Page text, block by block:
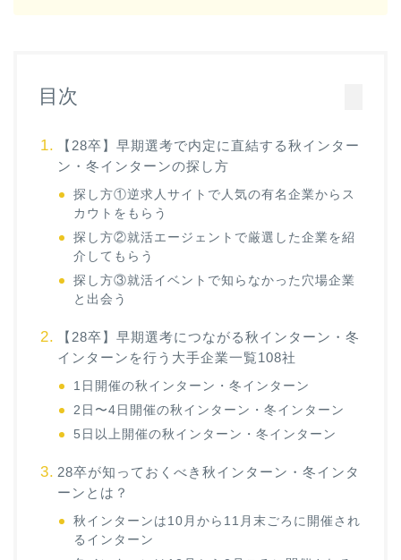
目次
【28卒】早期選考で内定に直結する秋インター
ン・冬インターンの探し方
探し方①逆求人サイトで人気の有名企業からス
カウトをもらう
探し方②就活エージェントで厳選した企業を紹
介してもらう
探し方③就活イベントで知らなかった穴場企業
と出会う
【28卒】早期選考につながる秋インターン・冬
インターンを行う大手企業一覧108社
1日開催の秋インターン・冬インターン
2日〜4日開催の秋インターン・冬インターン
5日以上開催の秋インターン・冬インターン
28卒が知っておくべき秋インターン・冬インタ
ーンとは？
秋インターンは10月から11月末ごろに開催され
るインターン